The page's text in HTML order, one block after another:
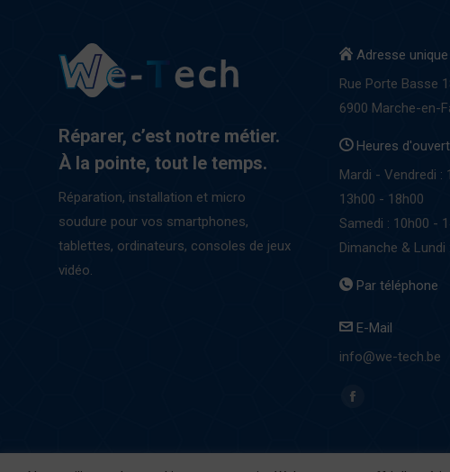
Réparer, c’est notre métier.
À la pointe, tout le temps.
Réparation, installation et micro
soudure pour vos smartphones,
tablettes, ordinateurs, consoles de jeux
vidéo.
Adresse unique
Rue Porte Basse
6900 Marche-en-
Heures
Mardi - Vendredi :
13h00 - 18h00
Samedi : 10h00 -
Dimanche & Lundi
Par téléphone
E-Mail
info@we-tech.be
Find us on: